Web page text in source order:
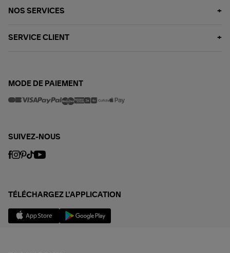
NOS SERVICES
SERVICE CLIENT
MODE DE PAIEMENT
SUIVEZ-NOUS
TÉLÉCHARGEZ L'APPLICATION